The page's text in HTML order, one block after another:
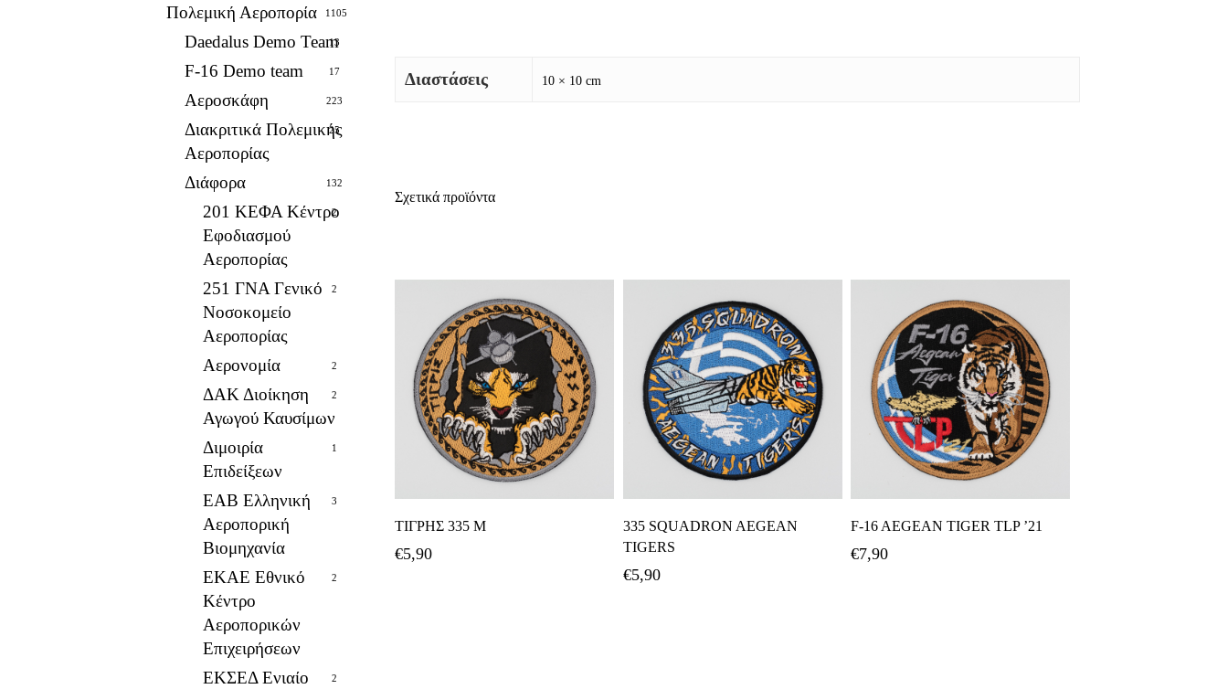
Πολεμική Αεροπορία 1105
Daedalus Demo Team
13
F-16 Demo team 17
Αεροσκάφη 223
Διακριτικά Πολεμικής
Αεροπορίας
25
Διάφορα 132
201 ΚΕΦΑ Κέντρο
Εφοδιασμού
Αεροπορίας
2
251 ΓΝΑ Γενικό
Νοσοκομείο
Αεροπορίας
2
Αερονομία 2
ΔΑΚ Διοίκηση
Αγωγού Καυσίμων
2
Διμοιρία
Επιδείξεων
1
ΕΑΒ Ελληνική
Αεροπορική
Βιομηχανία
3
ΕΚΑΕ Εθνικό
Κέντρο
Αεροπορικών
Επιχειρήσεων
2
ΕΚΣΕΔ Ενιαίο
2
Διαστάσεις 10 × 10 cm
Σχετικά προϊόντα
ΤΙΓΡΗΣ 335 Μ
€5,90
335 SQUADRON AEGEAN
TIGERS
€5,90
F-16 AEGEAN TIGER TLP ’21
€7,90